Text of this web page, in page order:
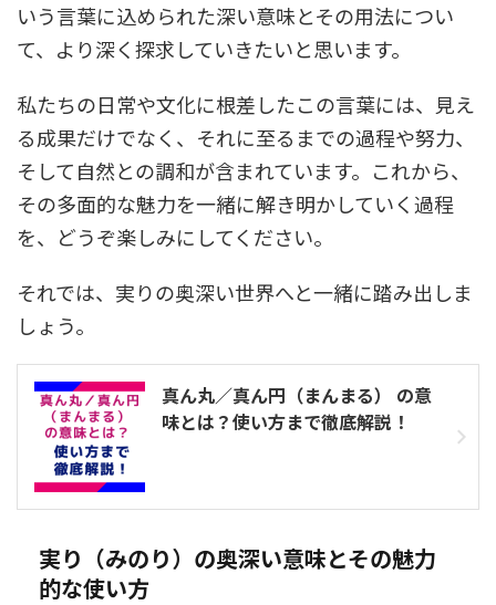
いう言葉に込められた深い意味とその用法につい
て、より深く探求していきたいと思います。
私たちの日常や文化に根差したこの言葉には、見え
る成果だけでなく、それに至るまでの過程や努力、
そして自然との調和が含まれています。これから、
その多面的な魅力を一緒に解き明かしていく過程
を、どうぞ楽しみにしてください。
それでは、実りの奥深い世界へと一緒に踏み出しま
しょう。
真ん丸／真ん円（まんまる） の意
味とは？使い方まで徹底解説！
実り（みのり）の奥深い意味とその魅力
的な使い方